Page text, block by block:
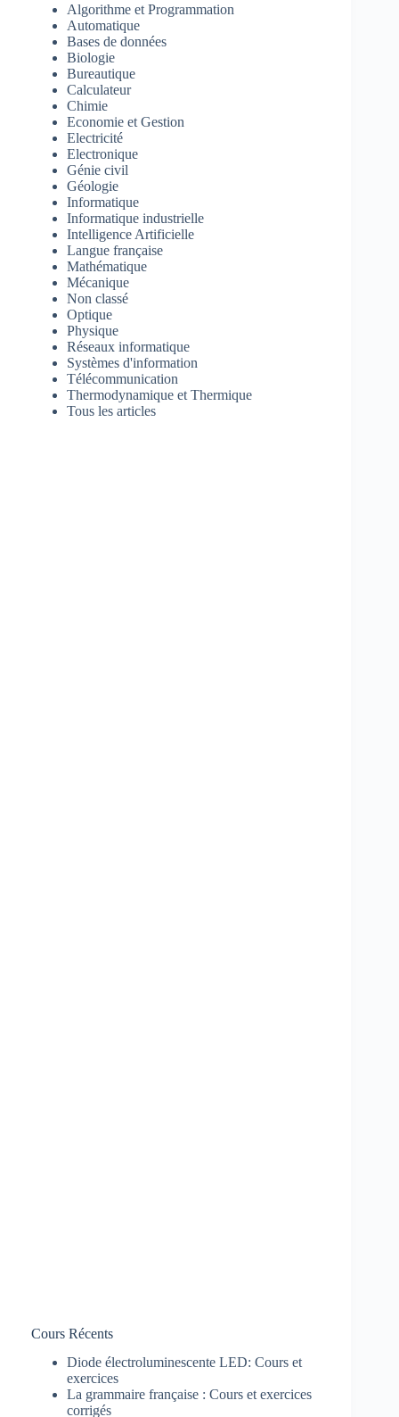
Algorithme et Programmation
Automatique
Bases de données
Biologie
Bureautique
Calculateur
Chimie
Economie et Gestion
Electricité
Electronique
Génie civil
Géologie
Informatique
Informatique industrielle
Intelligence Artificielle
Langue française
Mathématique
Mécanique
Non classé
Optique
Physique
Réseaux informatique
Systèmes d'information
Télécommunication
Thermodynamique et Thermique
Tous les articles
Cours Récents
Diode électroluminescente LED: Cours et
exercices
La grammaire française : Cours et exercices
corrigés